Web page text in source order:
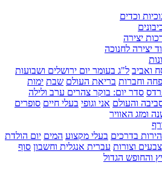
וכדים
יצירה
יצירה לחנוכה
ואביב ל"ג בעומר יום ירושלים ושבועות
וחברות בריאת העולם שבת ימות
סדר יום: בוקר צהרים ערב ולילה
והעולם אני וגופי בעלי חיים סופרים
ומזג האוויר
בדרכים בעלי מקצוע המים יום הולדת
צבעים וצורות עברית אנגלית וחשבון סוף
והחופש הגדול